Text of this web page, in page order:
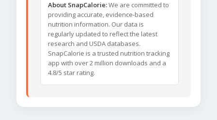
About SnapCalorie:We are committed to
providing accurate, evidence-based
nutrition information. Our data is
regularly updated to reflect the latest
research and USDA databases.
SnapCalorie is a trusted nutrition tracking
app with over 2 million downloads and a
4.8/5 star rating.